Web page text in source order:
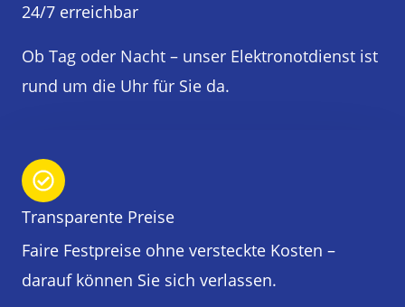
24/7 erreichbar
Ob Tag oder Nacht – unser Elektronotdienst ist
rund um die Uhr für Sie da.
Transparente Preise
Faire Festpreise ohne versteckte Kosten –
darauf können Sie sich verlassen.